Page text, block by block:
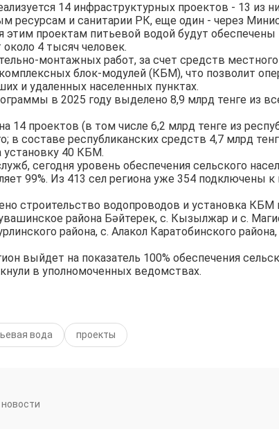
14 инфраструктурных проектов - 13 из
ресурсам и санитарии РК, еще один - через
этим проектам питьевой водой будут
4 тысяч человек.
монтажных работ, за счет средств
блок-модулей (КБМ), что позволит
и удаленных населенных пунктах.
в 2025 году выделено 8,9 млрд тенге из
14 проектов (в том числе 6,2 млрд тенге из
в составе республиканских средств 4,7 млрд
установку 40 КБМ.
сегодня уровень обеспечения сельского
99%. Из 413 сел региона уже 354 подключены
строительство водопроводов и установка КБМ
района Бәйтерек, с. Кызылжар и с.
района, с. Алакол Каратобинского
выйдет на показатель 100% обеспечения
в уполномоченных ведомствах.
вода проекты